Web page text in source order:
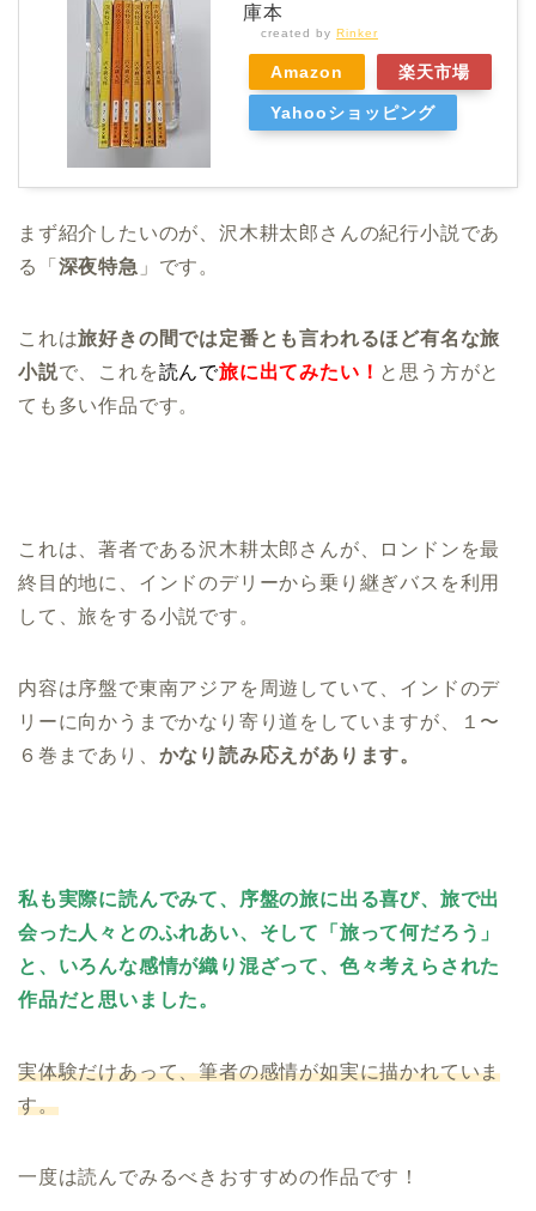
庫本
created by Rinker
Amazon 楽天市場
Yahooショッピング
まず紹介したいのが、沢木耕太郎さんの紀行小説であ
る「 深夜特急 」です。
これは旅好きの間では定番とも言われるほど有名な旅
小説で、これを読んで旅に出てみたい！ と思う方がと
ても多い作品です。
これは、著者である沢木耕太郎さんが、ロンドンを最
終目的地に、インドのデリーから乗り継ぎバスを利用
して、旅をする小説です。
内容は序盤で東南アジアを周遊していて、インドのデ
リーに向かうまでかなり寄り道をしていますが、１〜
６巻まであり、 かなり読み応えがあります。
私も実際に読んでみて、序盤の旅に出る喜び、旅で出
会った人々とのふれあい、そして「旅って何だろう」
と、いろんな感情が織り混ざって、色々考えらされた
作品だと思いました。
実体験だけあって、筆者の感情が如実に描かれていま
す。
一度は読んでみるべきおすすめの作品です！